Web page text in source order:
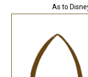
As to